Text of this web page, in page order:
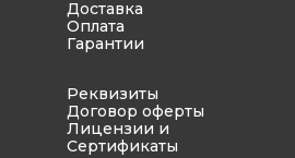
Доставка
Оплата
Гарантии
Реквизиты
Договор оферты
Лицензии и
Сертификаты